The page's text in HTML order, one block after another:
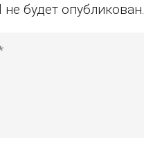
будет опубликован.